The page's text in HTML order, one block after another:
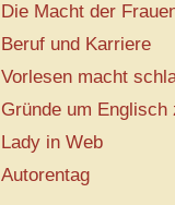
Die Macht der
Beruf und Karriere
Vorlesen macht
Gründe um Englisch
Lady in Web
Autorentag